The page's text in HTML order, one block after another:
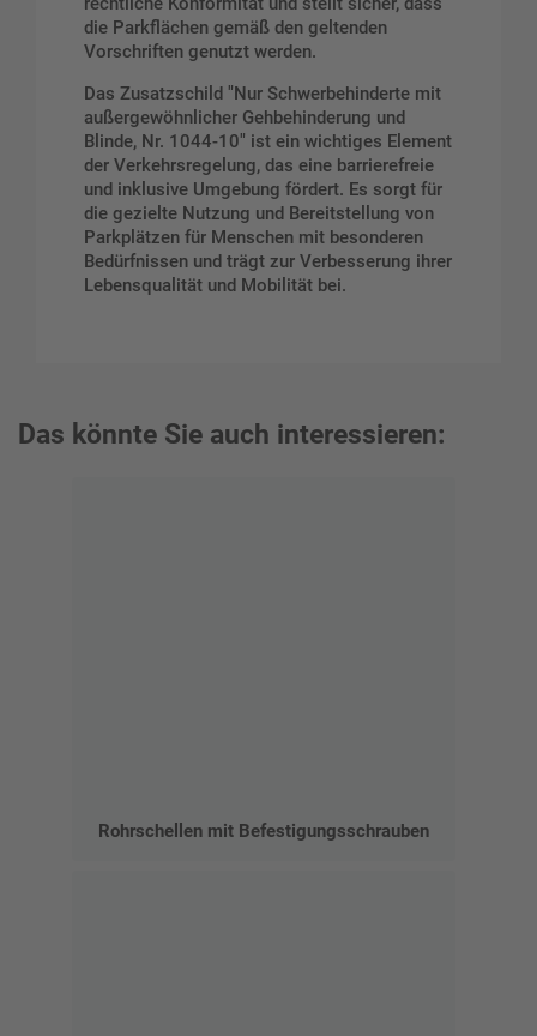
die Parkflächen gemäß den geltenden
Vorschriften genutzt werden.
Das Zusatzschild "Nur Schwerbehinderte mit
außergewöhnlicher Gehbehinderung und
Blinde, Nr. 1044-10" ist ein wichtiges Element
der Verkehrsregelung, das eine barrierefreie
und inklusive Umgebung fördert. Es sorgt für
die gezielte Nutzung und Bereitstellung von
Parkplätzen für Menschen mit besonderen
Bedürfnissen und trägt zur Verbesserung ihrer
Lebensqualität und Mobilität bei.
Das könnte Sie auch interessieren:
Rohrschellen mit Befestigungsschrauben